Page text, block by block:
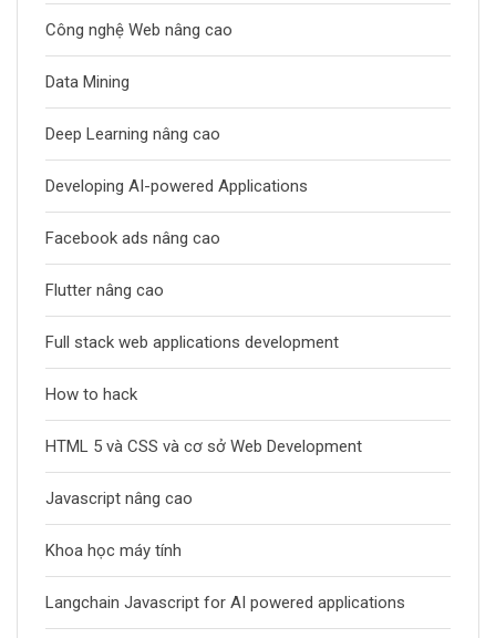
Công nghệ Web nâng cao
Data Mining
Deep Learning nâng cao
Developing AI-powered Applications
Facebook ads nâng cao
Flutter nâng cao
Full stack web applications development
How to hack
HTML 5 và CSS và cơ sở Web Development
Javascript nâng cao
Khoa học máy tính
Langchain Javascript for AI powered applications